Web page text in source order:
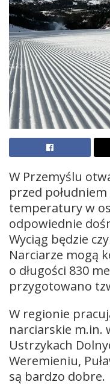
W Przemyślu
przed
temperatury w
odpowiednie
Wyciąg będzie
Narciarze mogą
o długości 830
przygotowano
W regionie
narciarskie m.in.
Ustrzykach
Weremieniu,
są bardzo dobre.